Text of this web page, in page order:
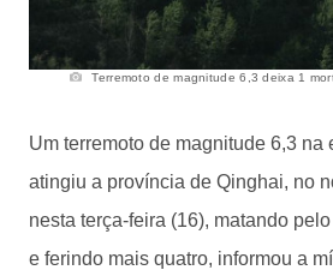
Terremoto de magnitude 6,3 deixa 1
Um terremoto de magnitude 6,3 na
atingiu a província de Qinghai, no
nesta terça-feira (16), matando
e ferindo mais quatro, informou a